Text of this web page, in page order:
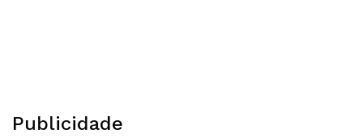
Publicidade